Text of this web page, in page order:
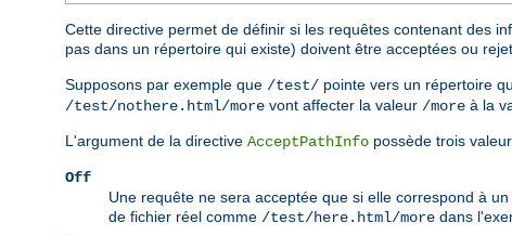
Cette directive permet de définir si les requêtes contenant des
pas dans un répertoire qui existe) doivent être acceptées ou
Supposons par exemple que /test/ pointe vers un répertoire
/test/nothere.html/more vont affecter la valeur /more à la
L'argument de la directive AcceptPathInfo possède trois
Off
Une requête ne sera acceptée que si elle correspond à
de fichier réel comme /test/here.html/more dans